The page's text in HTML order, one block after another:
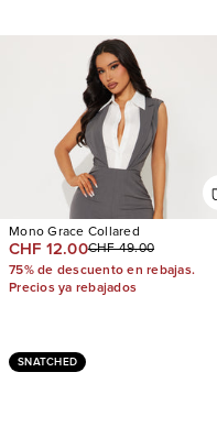
Mono Grace Collared
CHF 12.00CHF 49.00
75% de descuento en rebajas.
Precios ya rebajados
SNATCHED